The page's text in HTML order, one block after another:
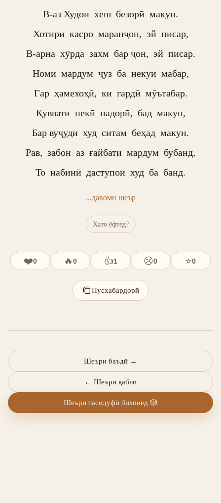
В-аз Худои  хеш  безорӣ  макун.
Хотири  касро  маранҷон,  эй  писар,
В-арна  хӯрда  захм  бар ҷон,  эй  писар.
Номи  мардум  ҷуз  ба  некӯӣ  мабар,
Гар  ҳамехоҳӣ,  ки  гардӣ  мӯътабар.
Қуввати  некӣ  надорӣ,  бад  макун,
Бар вуҷуди  худ  ситам  беҳад  макун.
Рав,  забон  аз  ғайбати  мардум  бубанд,
То  набинӣ  даступои  худ  ба  банд.
...давоми шеър
Хато ёфтед?
❤️0 🔥0 👍1 😢0 ⭐0
Нусхабардорӣ
← Шеъри қаблӣ
Шеъри баъдӣ →
Шеъри тасодуфӣ бихонед 🎲